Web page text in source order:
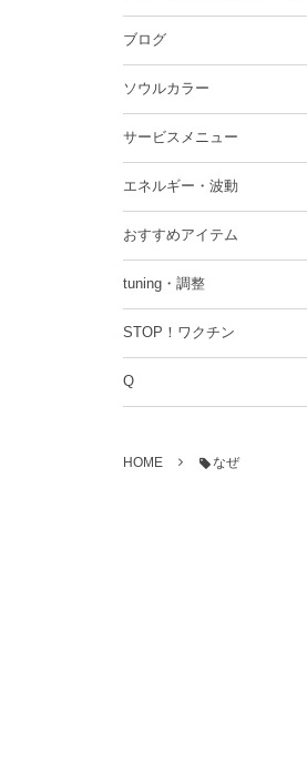
ブログ
ソウルカラー
サービスメニュー
エネルギー・波動
おすすめアイテム
tuning・調整
STOP！ワクチン
Q
HOME なぜ